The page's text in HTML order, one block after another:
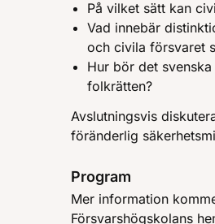
På vilket sätt kan
Vad innebär
och civila försvaret
Hur bör det
folkrätten?
Avslutningsvis
föränderlig
Program
Mer information
Försvarshögskolans